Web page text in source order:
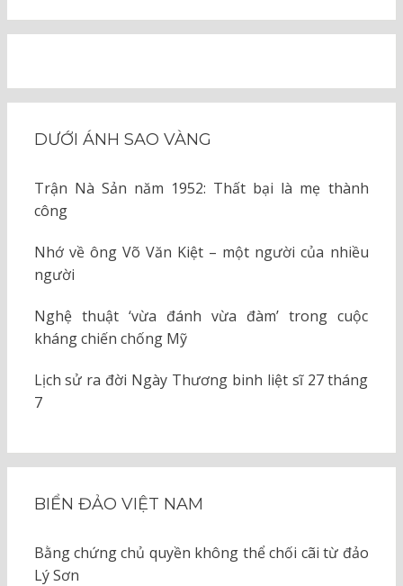
DƯỚI ÁNH SAO VÀNG
Trận Nà Sản năm 1952: Thất bại là mẹ thành
công
Nhớ về ông Võ Văn Kiệt – một người của nhiều
người
Nghệ thuật ‘vừa đánh vừa đàm’ trong cuộc
kháng chiến chống Mỹ
Lịch sử ra đời Ngày Thương binh liệt sĩ 27 tháng
7
BIỂN ĐẢO VIỆT NAM
Bằng chứng chủ quyền không thể chối cãi từ đảo
Lý Sơn